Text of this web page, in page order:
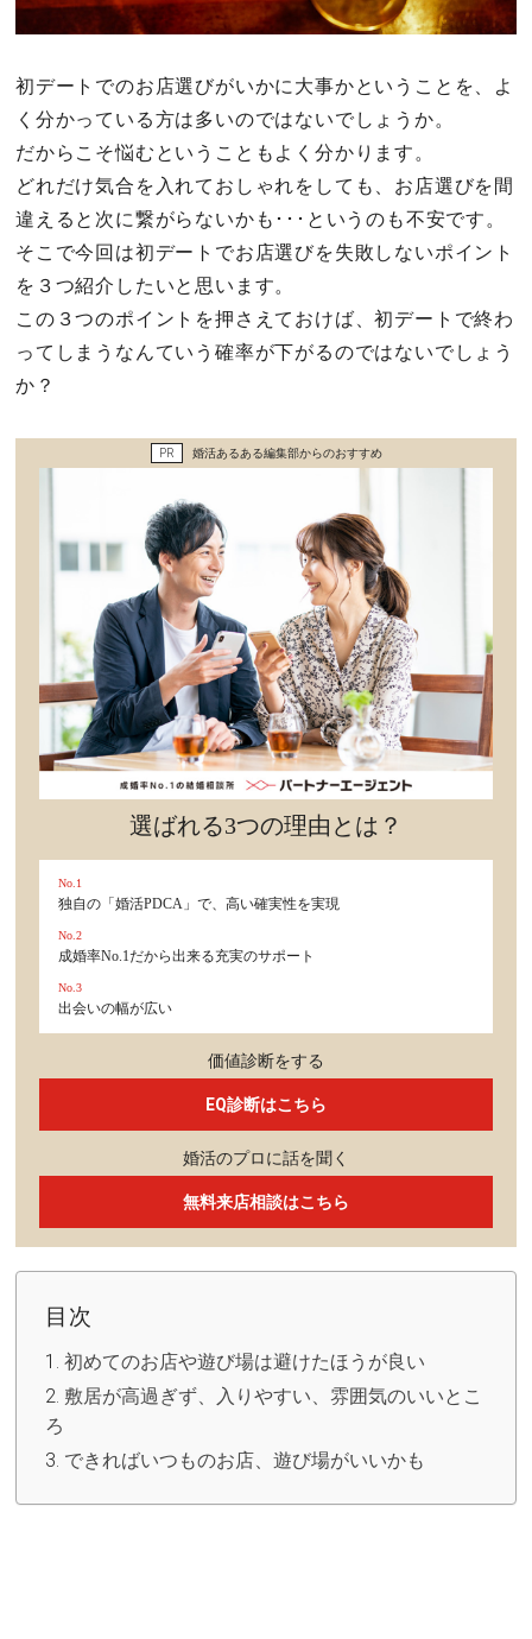
特集
占い・診断
ファッション・美容
グルメ
セックスライフ
不倫・だめ男
カルチャー・トレンド・芸能
驚き
初デートでのお店選びがいかに大事かということを、よ
く分かっている方は多いのではないでしょうか。
だからこそ悩むということもよく分かります。
どれだけ気合を入れておしゃれをしても、お店選びを間
違えると次に繋がらないかも･･･というのも不安です。
そこで今回は初デートでお店選びを失敗しないポイント
を３つ紹介したいと思います。
この３つのポイントを押さえておけば、初デートで終わ
ってしまうなんていう確率が下がるのではないでしょう
か？
PR 婚活あるある編集部からのおすすめ
選ばれる3つの理由とは？
No.1
独自の「婚活PDCA」で、高い確実性を実現
No.2
成婚率No.1だから出来る充実のサポート
No.3
出会いの幅が広い
価値診断をする
EQ診断はこちら
婚活のプロに話を聞く
無料来店相談はこちら
目次
初めてのお店や遊び場は避けたほうが良い
敷居が高過ぎず、入りやすい、雰囲気のいいとこ
ろ
できればいつものお店、遊び場がいいかも